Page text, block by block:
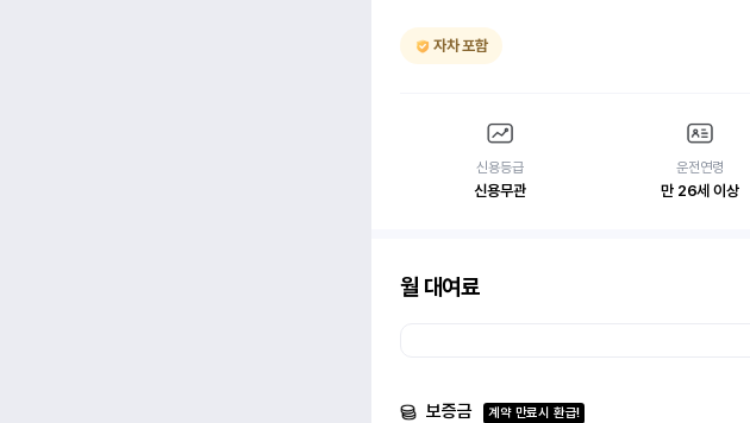
자차 포함
신용등급
신용무관
운전연령
만 26세 이상
월 대여료
보증금 계약 만료시 환급!